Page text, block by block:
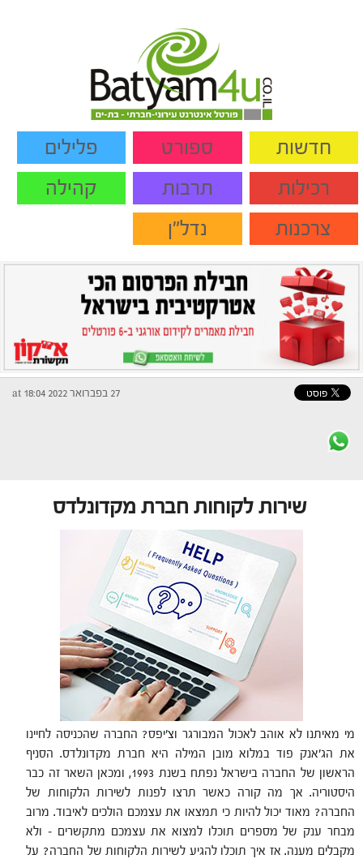
חדשות ספורט
פלילים
רכילות
תרבות
קהילה
צרכנות
נדל"ן
27 בפברואר 2022 at 18:04
שירות לקוחות חברת מקדונלדס
מי מאיתנו לא אוהב לאכול המבורגר וצ'יפס? החברה שהכניסה לחיינו
את הג'אנק פוד במלוא מובן המילה היא חברת מקדונלדס. הסניף
הראשון של החברה בישראל נפתח בשנת 1993, ומכאן השאר זה כבר
היסטוריה. אך מה קורה כאשר תרצו לפנות לשירות הלקוחות של
החברה? מאוד יכול להיות כי תמצאו את עצמכם הולכים לאיבוד. מרוב
מבחר ענק של מספרים תוכלו למצוא את עצמכם מתקשרים – ולא
מקבלים מענה. אז איך תוכלו להגיע לשירות הלקוחות של החברה? על